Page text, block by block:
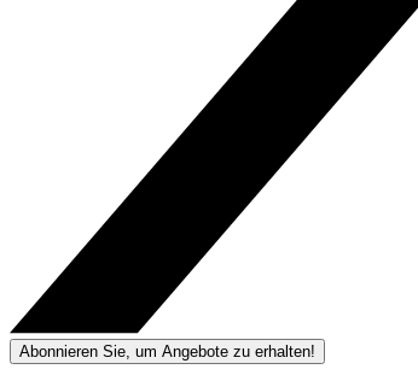
Abonnieren Sie, um Angebote zu erhalten!